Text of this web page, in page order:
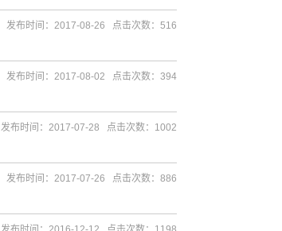
发布时间：2017-08-26 点击次数：516
发布时间：2017-08-02 点击次数：394
发布时间：2017-07-28 点击次数：1002
发布时间：2017-07-26 点击次数：886